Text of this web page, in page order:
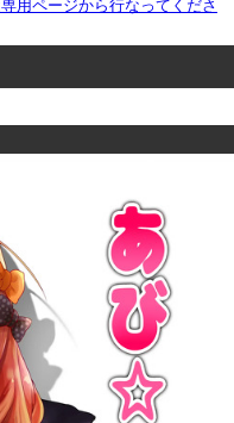
用ページから行なってくださ